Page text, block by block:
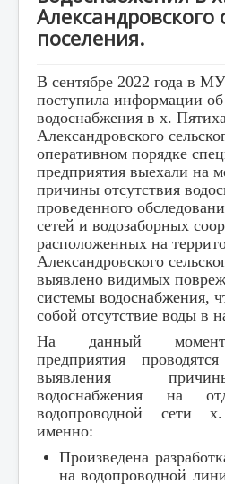
Контакты
Обратная связь
Александровского
поселения.
В сентябре 2022 года в
поступила информации об
водоснабжения в х.
Александровского
оперативном порядке
предприятия выехали на
причины отсутствия
проведенного
сетей и водозаборных
расположенных на
Александровского
выявлено видимых
системы водоснабжения,
собой отсутствие воды в
На данный момент
предприятия
выявления
водоснабжения на
водопроводной сети
именно:
Произведена
на водопроводной